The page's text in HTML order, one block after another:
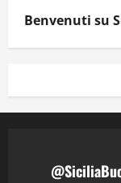
Benvenuti su